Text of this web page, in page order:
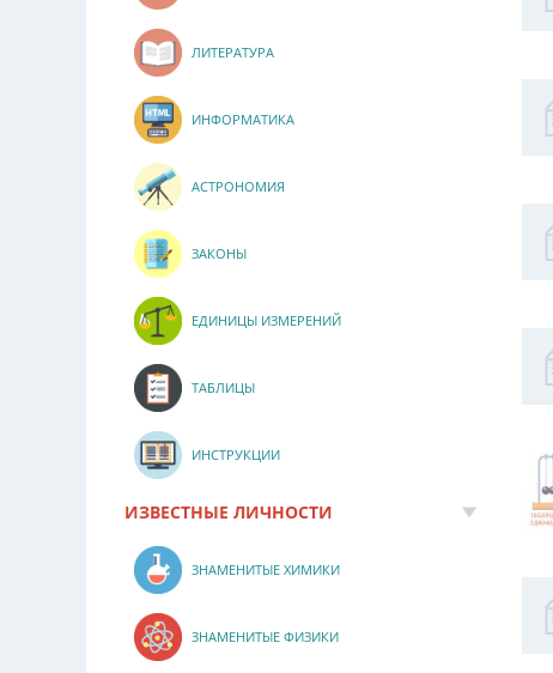
ЛИТЕРАТУРА
ИНФОРМАТИКА
АСТРОНОМИЯ
ЗАКОНЫ
ЕДИНИЦЫ ИЗМЕРЕНИЙ
ТАБЛИЦЫ
ИНСТРУКЦИИ
ИЗВЕСТНЫЕ ЛИЧНОСТИ
ЗНАМЕНИТЫЕ ХИМИКИ
ЗНАМЕНИТЫЕ ФИЗИКИ